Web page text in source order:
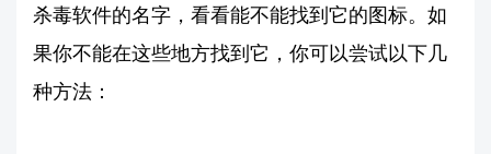
杀毒软件的名字，看看能不能找到它的图标。如
果你不能在这些地方找到它，你可以尝试以下几
种方法：